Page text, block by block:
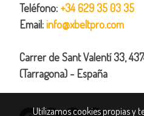
Teléfono: +34 629 35 03 35
Email:info@xbeltpro.com
Carrer de Sant Valentí 33,
(Tarragona) - España
Utilizamos cookies propias y